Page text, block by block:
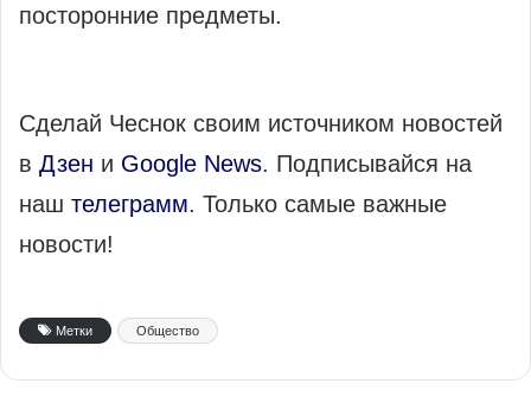
посторонние предметы.
Сделай Чеснок своим источником новостей
в Дзен и Google News. Подписывайся на
наш телеграмм. Только самые важные
новости!
Метки Общество